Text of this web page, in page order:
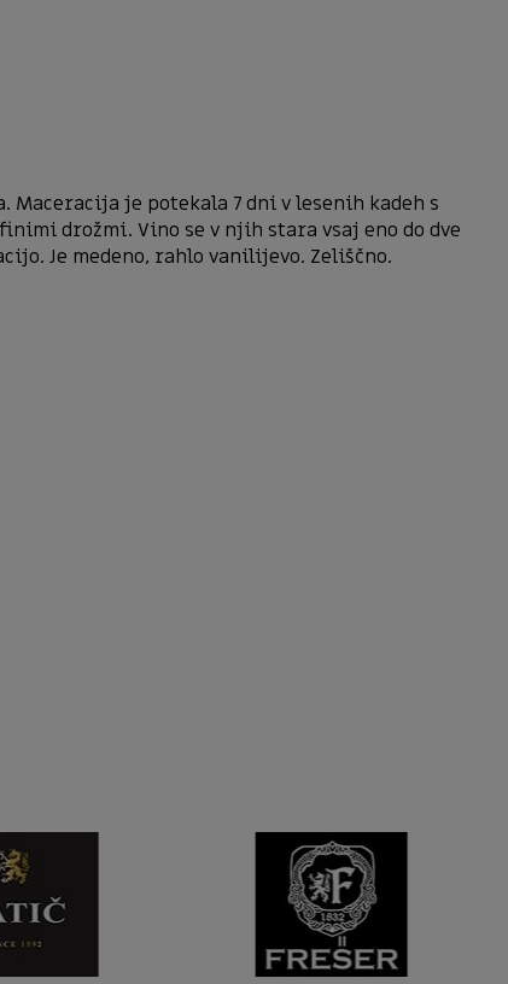
Maceracija je potekala 7 dni v lesenih kadeh s
drožmi. Vino se v njih stara vsaj eno do dve
Je medeno, rahlo vanilijevo. Zeliščno.